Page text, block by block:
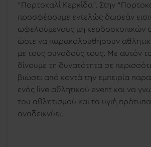
“Πορτοκαλί Κερκίδα”. Στην
προσφέρουμε εντελώς δωρεάν
ωφελούμενους μη κερδοσκοπικών
ώστε να παρακολουθήσουν
με τους συνοδούς τους. Με αυτόν
δίνουμε τη δυνατότητα σε
βιώσει από κοντά την εμπειρία
ενός live αθλητικού event και να
του αθλητισμού και τα υγιή
αναδεικνύει.